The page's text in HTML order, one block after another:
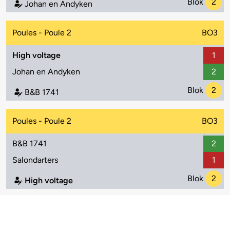
Johan en Andyken
Poules - Poule 2 BO3
High voltage
1
Johan en Andyken
2
B&B 1741 Blok 2
Poules - Poule 2 BO3
B&B 1741
2
Salondarters
1
High voltage Blok 2